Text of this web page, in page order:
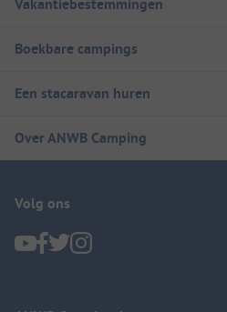
Vakantiebestemmingen
Boekbare campings
Een stacaravan huren
Over ANWB Camping
Volg ons